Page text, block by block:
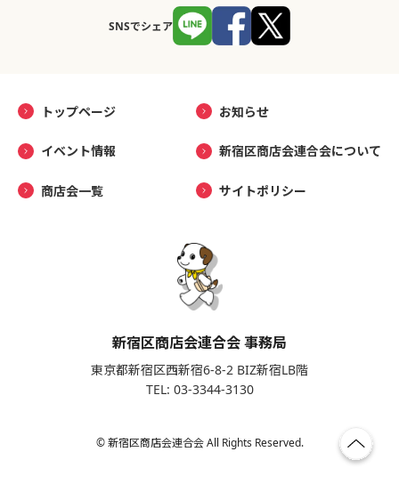
SNSでシェア
トップページ お知らせ
イベント情報 新宿区商店会連合会について
商店会一覧 サイトポリシー
新宿区商店会連合会 事務局
東京都新宿区西新宿6-8-2 BIZ新宿LB階
TEL: 03-3344-3130
© 新宿区商店会連合会 All Rights Reserved.